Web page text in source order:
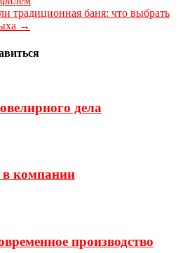
традиционная баня: что выбрать
→
дела
в компании
производство